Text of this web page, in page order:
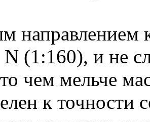
направлением
(1:160), и не
чем мельче
к точности